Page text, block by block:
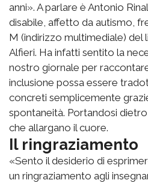
anni». A parlare è Antonio
disabile, affetto da autismo,
M (indirizzo multimediale)
Alfieri. Ha infatti sentito la
nostro giornale per
inclusione possa essere
concreti semplicemente
spontaneità. Portandosi
che allargano il cuore.
Il ringraziamento
«Sento il desiderio di
un ringraziamento agli